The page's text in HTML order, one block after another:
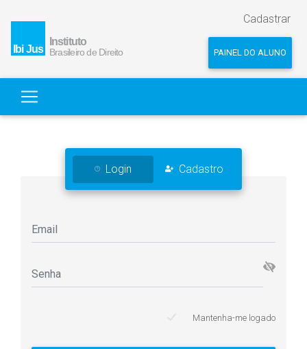
Cadastrar
PAINEL DO ALUNO
Login Cadastro
Mantenha-me logado